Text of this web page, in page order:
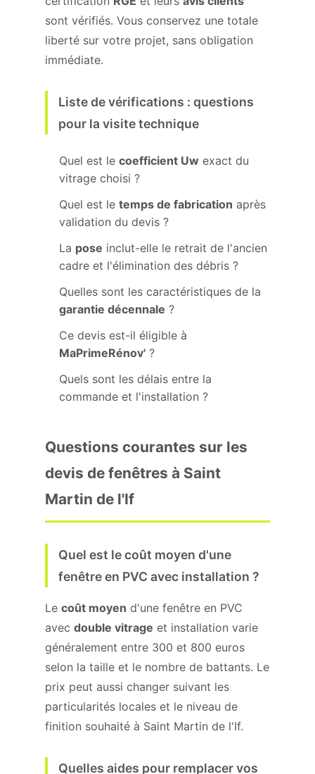
sont vérifiés. Vous conservez une totale
liberté sur votre projet, sans obligation
immédiate.
Liste de vérifications : questions
pour la visite technique
Quel est le coefficient Uw exact du
vitrage choisi ?
Quel est le temps de fabrication après
validation du devis ?
La pose inclut-elle le retrait de l'ancien
cadre et l'élimination des débris ?
Quelles sont les caractéristiques de la
garantie décennale ?
Ce devis est-il éligible à
MaPrimeRénov' ?
Quels sont les délais entre la
commande et l'installation ?
Questions courantes sur les
devis de fenêtres à Saint
Martin de l'If
Quel est le coût moyen d'une
fenêtre en PVC avec installation ?
Le coût moyen d'une fenêtre en PVC
avec double vitrage et installation varie
généralement entre 300 et 800 euros
selon la taille et le nombre de battants. Le
prix peut aussi changer suivant les
particularités locales et le niveau de
finition souhaité à Saint Martin de l'If.
Quelles aides pour remplacer vos